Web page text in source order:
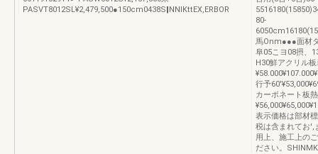
PASVT8012SL¥2,479,500●150cm0438S‖NNIKttEX,ERBOR
80-
馬Onm●●●面材
阜05こヨ08摂、
H30鮮アクリル
行予
カーボネート板
表示価格は部材
税は含まれてお',
用上、施工上の
ださい。